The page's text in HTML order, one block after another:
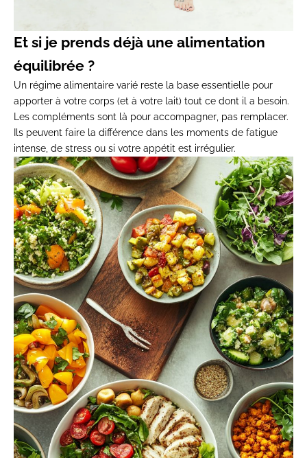
Et si je prends déjà une alimentation
équilibrée ?
Un régime alimentaire varié reste la base essentielle pour
apporter à votre corps (et à votre lait) tout ce dont il a besoin.
Les compléments sont là pour accompagner , pas remplacer.
Ils peuvent faire la différence dans les moments de fatigue
intense, de stress ou si votre appétit est irrégulier.